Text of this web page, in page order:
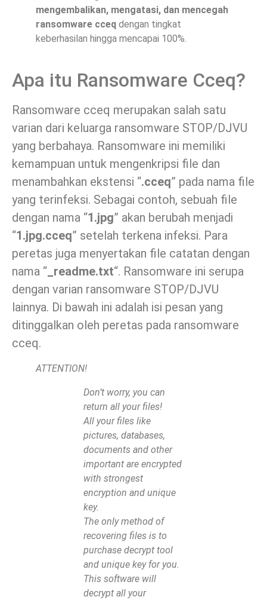
mengembalikan, mengatasi, dan mencegah
ransomware cceq dengan tingkat
keberhasilan hingga mencapai 100%.
Apa itu Ransomware Cceq?
Ransomware cceq merupakan salah satu
varian dari keluarga ransomware STOP/DJVU
yang berbahaya. Ransomware ini memiliki
kemampuan untuk mengenkripsi file dan
menambahkan ekstensi “.cceq” pada nama file
yang terinfeksi. Sebagai contoh, sebuah file
dengan nama “1.jpg” akan berubah menjadi
“1.jpg.cceq” setelah terkena infeksi. Para
peretas juga menyertakan file catatan dengan
nama “_readme.txt“. Ransomware ini serupa
dengan varian ransomware STOP/DJVU
lainnya. Di bawah ini adalah isi pesan yang
ditinggalkan oleh peretas pada ransomware
cceq.
ATTENTION!
Don’t worry, you can
return all your files!
All your files like
pictures, databases,
documents and other
important are encrypted
with strongest
encryption and unique
key.
The only method of
recovering files is to
purchase decrypt tool
and unique key for you.
This software will
decrypt all your